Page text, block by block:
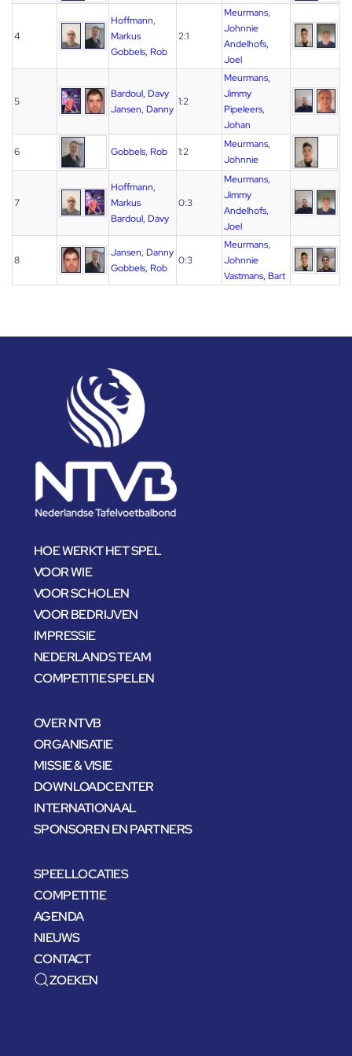
4
Hoffmann,
Markus
Gobbels, Rob
2:1
Meurmans,
Johnnie
Andelhofs,
Joel
5
Bardoul, Davy
Jansen, Danny
1:2
Meurmans,
Jimmy
Pipeleers,
Johan
6 Gobbels, Rob 1:2
Meurmans,
Johnnie
7
Hoffmann,
Markus
Bardoul, Davy
0:3
Meurmans,
Jimmy
Andelhofs,
Joel
8
Jansen, Danny
Gobbels, Rob
0:3
Meurmans,
Johnnie
Vastmans, Bart
HOE WERKT HET SPEL
VOOR WIE
VOOR SCHOLEN
VOOR BEDRIJVEN
IMPRESSIE
NEDERLANDS TEAM
COMPETITIE SPELEN
OVER NTVB
ORGANISATIE
MISSIE & VISIE
DOWNLOADCENTER
INTERNATIONAAL
SPONSOREN EN PARTNERS
SPEELLOCATIES
COMPETITIE
AGENDA
NIEUWS
CONTACT
ZOEKEN